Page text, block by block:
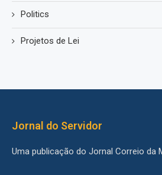
Politics
Projetos de Lei
Jornal do Servidor
Uma publicação do Jornal Correio da